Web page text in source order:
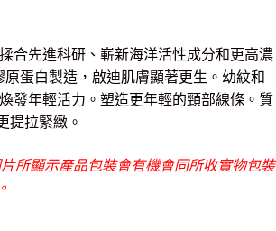
合先進科研、嶄新海洋活性成分和更高濃
蛋白製造，啟迪肌膚顯著更生。幼紋和
發年輕活力。塑造更年輕的頸部線條。質
提拉緊緻。
所顯示產品包裝會有機會同所收實物包裝